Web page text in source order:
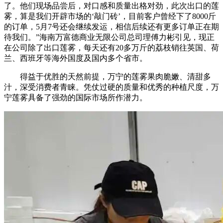
了。他们现场品尝后，对口感和质量出格对劲，此次出口的莲
雾，算是我们开辟市场的‘敲门砖’，目前客户曾经下了8000斤
的订单，5月7号还会继续发运，相信后续还有更多订单正在期
待我们。”海南万富德商业无限公司总司理傅力彬引见，现正
在公司除了出口莲雾，每天还有20多万斤的荔枝销往英国、荷
兰、西班牙等海外国度及国内多个省市。
得益于优胜的天然前提，万宁的莲雾果肉脆嫩、清甜多
汁，深受消费者青睐。凭仗过硬的质量和优秀的种植尺度，万
宁莲雾具备了强劲的国际市场所作潜力。